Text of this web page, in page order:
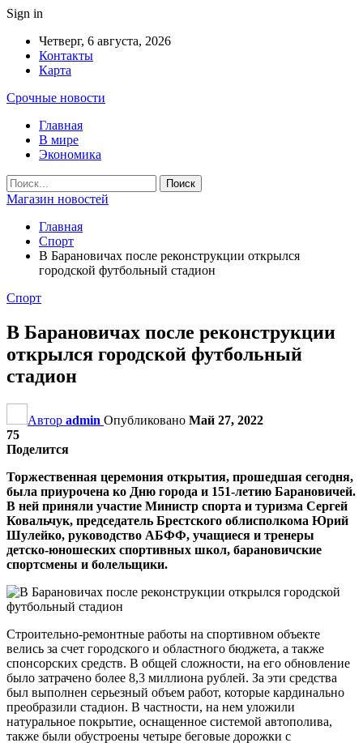
Sign in
Четверг, 6 августа, 2026
Контакты
Карта
Срочные новости
Главная
В мире
Экономика
Магазин новостей
Главная
Спорт
В Барановичах после реконструкции открылся
городской футбольный стадион
Спорт
В Барановичах после реконструкции
открылся городской футбольный
стадион
Автор admin Опубликовано Май 27, 2022
75
Поделится
Торжественная церемония открытия, прошедшая сегодня,
была приурочена ко Дню города и 151-летию Барановичей.
В ней приняли участие Министр спорта и туризма Сергей
Ковальчук, председатель Брестского облисполкома Юрий
Шулейко, руководство АБФФ, учащиеся и тренеры
детско-юношеских спортивных школ, барановичские
спортсмены и болельщики.
Строительно-ремонтные работы на спортивном объекте
велись за счет городского и областного бюджета, а также
спонсорских средств. В общей сложности, на его обновление
было затрачено более 8,3 миллиона рублей. За эти средства
был выполнен серьезный объем работ, которые кардинально
преобразили стадион. В частности, на нем уложили
натуральное покрытие, оснащенное системой автополива,
также были обустроены четыре беговые дорожки с